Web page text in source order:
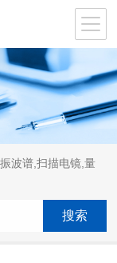
波谱,扫描电镜,量